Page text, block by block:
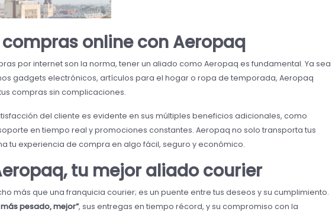
online con Aeropaq
por internet son la norma, tener un aliado como Aeropaq es fundamental. Ya sea
gadgets electrónicos, artículos para el hogar o ropa de temporada, Aeropaq
compras sin complicaciones.
del cliente es evidente en sus múltiples beneficios adicionales, como
en tiempo real y promociones constantes. Aeropaq no solo transporta tus
tu experiencia de compra en algo fácil, seguro y económico.
tu mejor aliado courier
más que una franquicia courier; es un puente entre tus deseos y su cumplimiento.
pesado, mejor”, sus entregas en tiempo récord, y su compromiso con la